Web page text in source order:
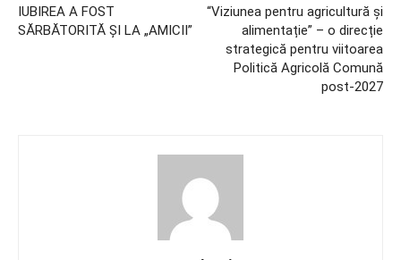
IUBIREA A FOST
SĂRBĂTORITĂ ŞI LA „AMICII”
“Viziunea pentru agricultură și
alimentație” – o direcție
strategică pentru viitoarea
Politică Agricolă Comună
post-2027